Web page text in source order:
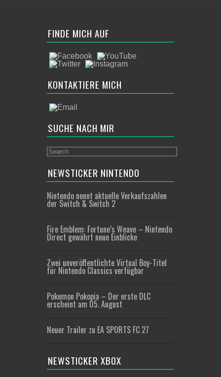
FINDE MICH AUF
KONTAKTIERE MICH
SUCHE NACH MIR
NEWSTICKER NINTENDO
Nintendo nennt aktuelle Verkaufszahlen
der Switch & Switch 2
Fire Emblem: Fortune’s Weave – Nintendo
Direct gewährt neue Einblicke
Zwei unveröffentlichte Virtual Boy-Titel
für Nintendo Classics verfügbar
Pokemon Pokopia – Der erste DLC
erscheint am 05. August
Neuer Trailer zu EA SPORTS FC 27
NEWSTICKER XBOX